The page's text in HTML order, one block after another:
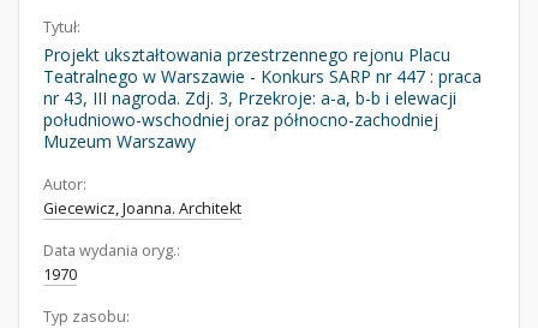
Tytuł:
Projekt ukształtowania przestrzennego rejonu Placu
Teatralnego w Warszawie - Konkurs SARP nr 447 : praca
nr 43, III nagroda. Zdj. 3, Przekroje: a-a, b-b i elewacji
południowo-wschodniej oraz północno-zachodniej
Muzeum Warszawy
Autor:
Giecewicz, Joanna. Architekt
Data wydania oryg.:
1970
Typ zasobu: